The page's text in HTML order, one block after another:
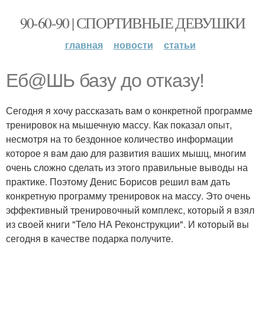
90-60-90 | СПОРТИВНЫЕ ДЕВУШКИ
главная новости статьи
Еб@ШЬ базу до отказу!
Сегодня я хочу рассказать вам о конкретной программе
тренировок на мышечную массу. Как показал опыт,
несмотря на то бездонное количество информации
которое я вам даю для развития ваших мышц, многим
очень сложно сделать из этого правильные выводы на
практике. Поэтому Денис Борисов решил вам дать
конкретную программу тренировок на массу. Это очень
эффективный тренировочный комплекс, который я взял
из своей книги "Тело НА Реконструкции". И который вы
сегодня в качестве подарка получите.